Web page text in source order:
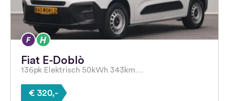
Fiat E-Doblò
136pk Elektrisch 50kWh 343km…
€ 320,-